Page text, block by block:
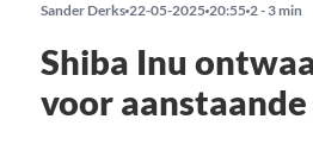
Sander Derks 22-05-2025 20:55 2 - 3 min
Shiba Inu
voor